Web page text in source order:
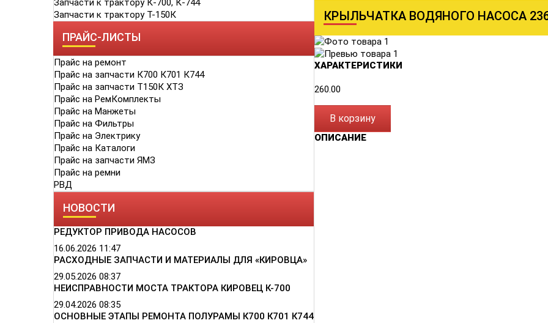
Запчасти к трактору К-700, К-744
Запчасти к трактору Т-150К
ПРАЙС-ЛИСТЫ
Прайс на ремонт
Прайс на запчасти К700 К701 К744
Прайс на запчасти Т150К ХТЗ
Прайс на РемКомплекты
Прайс на Манжеты
Прайс на Фильтры
Прайс на Электрику
Прайс на Каталоги
Прайс на запчасти ЯМЗ
Прайс на ремни
РВД
НОВОСТИ
РЕДУКТОР ПРИВОДА НАСОСОВ
16.06.2026 11:47
РАСХОДНЫЕ ЗАПЧАСТИ И МАТЕРИАЛЫ ДЛЯ «КИРОВЦА»
29.05.2026 08:37
НЕИСПРАВНОСТИ МОСТА ТРАКТОРА КИРОВЕЦ К-700
29.04.2026 08:35
ОСНОВНЫЕ ЭТАПЫ РЕМОНТА ПОЛУРАМЫ К700 К701 К744
КРЫЛЬЧАТКА ВОДЯНОГО НАСОСА
ХАРАКТЕРИСТИКИ
260.00
В корзину
ОПИСАНИЕ